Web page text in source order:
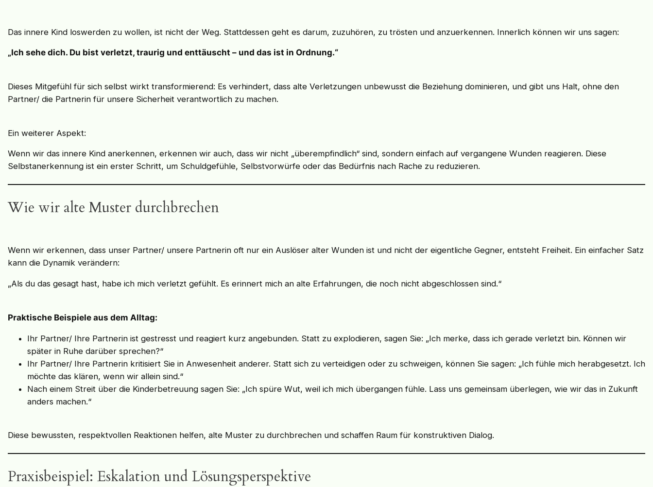
Das innere Kind loswerden zu wollen, ist nicht der Weg. Stattdessen geht es darum, zuzuhören, zu trösten und anzuerkennen. Innerlich können wir uns sagen:
„Ich sehe dich. Du bist verletzt, traurig und enttäuscht – und das ist in Ordnung.“
Dieses Mitgefühl für sich selbst wirkt transformierend: Es verhindert, dass alte Verletzungen unbewusst die Beziehung dominieren, und gibt uns Halt, ohne den
Partner/ die Partnerin für unsere Sicherheit verantwortlich zu machen.
Ein weiterer Aspekt:
Wenn wir das innere Kind anerkennen, erkennen wir auch, dass wir nicht „überempfindlich“ sind, sondern einfach auf vergangene Wunden reagieren. Diese
Selbstanerkennung ist ein erster Schritt, um Schuldgefühle, Selbstvorwürfe oder das Bedürfnis nach Rache zu reduzieren.
Wie wir alte Muster durchbrechen
Wenn wir erkennen, dass unser Partner/ unsere Partnerin oft nur ein Auslöser alter Wunden ist und nicht der eigentliche Gegner, entsteht Freiheit. Ein einfacher Satz
kann die Dynamik verändern:
„Als du das gesagt hast, habe ich mich verletzt gefühlt. Es erinnert mich an alte Erfahrungen, die noch nicht abgeschlossen sind.“
Praktische Beispiele aus dem Alltag:
Ihr Partner/ Ihre Partnerin ist gestresst und reagiert kurz angebunden. Statt zu explodieren, sagen Sie: „Ich merke, dass ich gerade verletzt bin. Können wir
später in Ruhe darüber sprechen?“
Ihr Partner/ Ihre Partnerin kritisiert Sie in Anwesenheit anderer. Statt sich zu verteidigen oder zu schweigen, können Sie sagen: „Ich fühle mich herabgesetzt. Ich
möchte das klären, wenn wir allein sind.“
Nach einem Streit über die Kinderbetreuung sagen Sie: „Ich spüre Wut, weil ich mich übergangen fühle. Lass uns gemeinsam überlegen, wie wir das in Zukunft
anders machen.“
Diese bewussten, respektvollen Reaktionen helfen, alte Muster zu durchbrechen und schaffen Raum für konstruktiven Dialog.
Praxisbeispiel: Eskalation und Lösungsperspektive